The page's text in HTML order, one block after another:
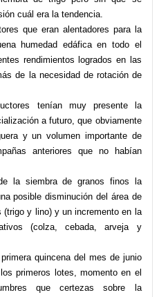
cuál era la tendencia.
que eran alentadores para la
humedad edáfica en todo el
rendimientos logrados en las
de la necesidad de rotación de
tenían muy presente la
a futuro, que obviamente
y un volumen importante de
anteriores que no habían
la siembra de granos finos la
posible disminución del área de
(trigo y lino) y un incremento en la
(colza, cebada, arveja y
quincena del mes de junio
primeros lotes, momento en el
que certezas sobre la